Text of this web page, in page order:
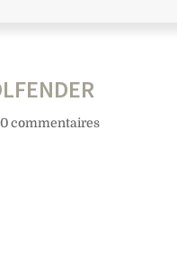
0 commentaires